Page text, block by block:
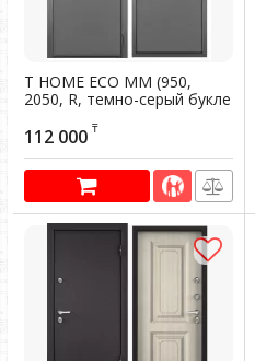
T HOME ECO MM (950,
2050, R, темно-серый букле
графит, -,темно-серый
букле графит, -, хром,
112 000 ₸